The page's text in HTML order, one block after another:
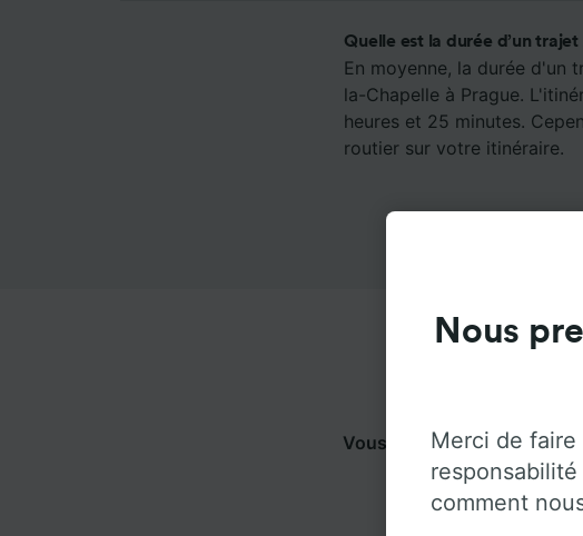
Quelle est la durée d’un
En moyenne, la durée d'un
la-Chapelle à Prague.
heures et 25 minutes.
routier sur votre itinéraire.
Vous pouvez voyager de
pour plus
Nous
Merci de faire
comment